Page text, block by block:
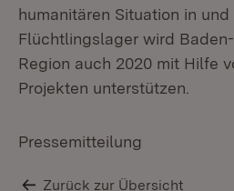
humanitären Situation in
Flüchtlingslager wird
Region auch 2020 mit Hilfe
Projekten unterstützen.
Pressemitteilung
Zurück zur Übersicht